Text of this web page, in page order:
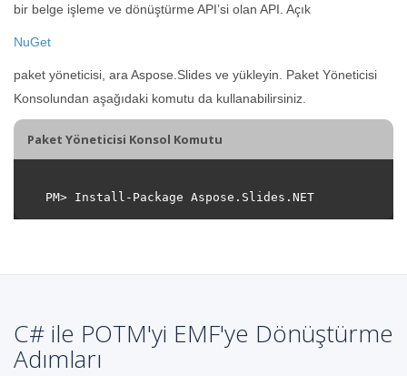
bir belge işleme ve dönüştürme API’si olan API. Açık
NuGet
paket yöneticisi, ara Aspose.Slides ve yükleyin. Paket Yöneticisi
Konsolundan aşağıdaki komutu da kullanabilirsiniz.
Paket Yöneticisi Konsol Komutu
C# ile POTM'yi EMF'ye Dönüştürme
Adımları